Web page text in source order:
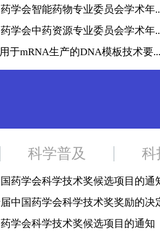
学会智能药物专业委员会学术年
学会中药资源专业委员会学术年
于mRNA生产的DNA模板技术要...
科学普及 科
药学会科学技术奖候选项目的通
中国药学会科学技术奖奖励的决
学会科学技术奖候选项目的通知